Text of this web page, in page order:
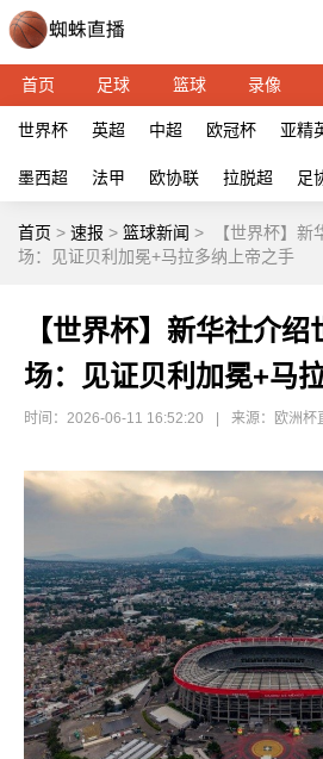
首页 足球 篮球 录像
世界杯 英超 中超 欧冠杯 亚精
墨西超 法甲 欧协联 拉脱超 足
首页 > 速报 > 篮球新闻 >
【世界杯】
场：见证贝利加冕+马拉多纳上帝之手
【世界杯】新华社介
场：见证贝利加冕+马
时间：2026-06-11 16:52:20 来源：欧洲杯